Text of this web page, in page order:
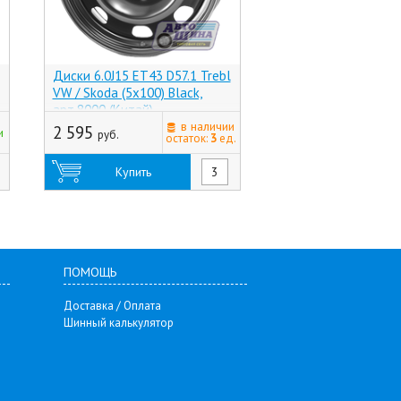
Диски 6.0J15 ET43 D57.1 Trebl
VW / Skoda (5x100) Black,
арт.8000 (Китай)
2 595 руб.
в наличии
остаток: 3ед.
Купить
ПОМОЩЬ
Доставка / Оплата
Шинный калькулятор